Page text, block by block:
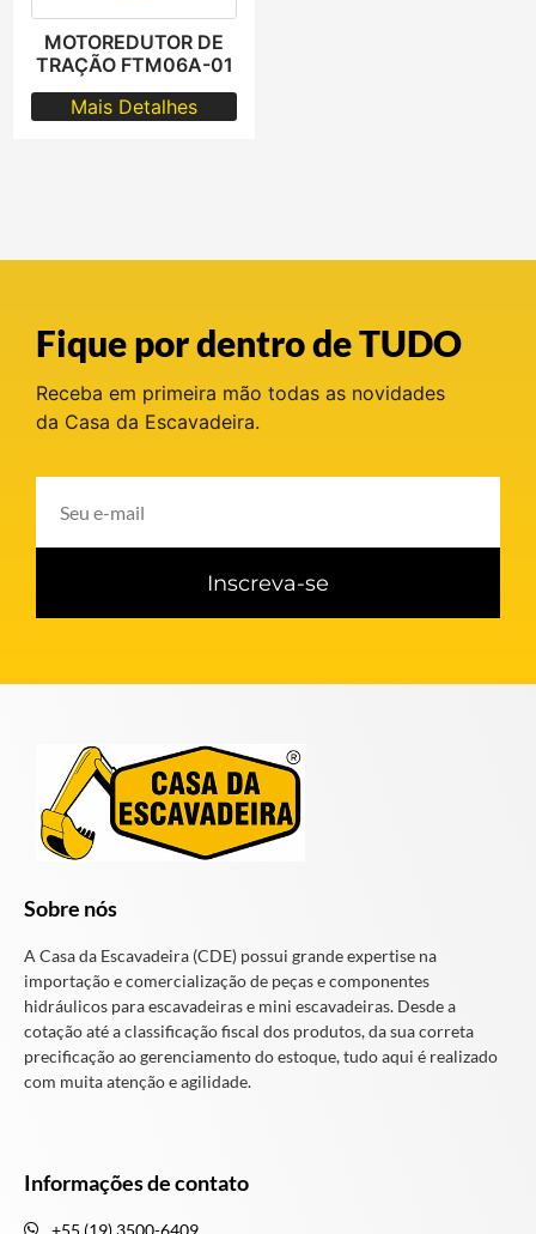
MOTOREDUTOR DE
TRAÇÃO FTM06A-01
Mais Detalhes
Fique por dentro de TUDO
Receba em primeira mão todas as novidades
da Casa da Escavadeira.
Inscreva-se
Sobre nós
A Casa da Escavadeira (CDE) possui grande expertise na
importação e comercialização de peças e componentes
hidráulicos para escavadeiras e mini escavadeiras. Desde a
cotação até a classificação fiscal dos produtos, da sua correta
precificação ao gerenciamento do estoque, tudo aqui é realizado
com muita atenção e agilidade.
Informações de contato
+55 (19) 3500-6409